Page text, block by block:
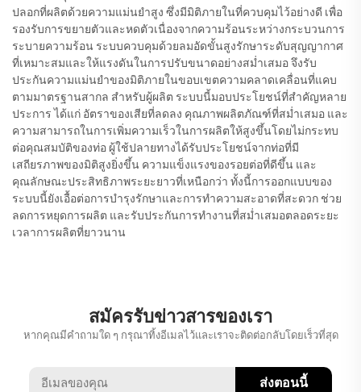
ปลอกที่ผลิตด้วยความแม่นยำสูง ซึ่งมีมิติภายในที่ควบคุมไว้อย่างดี เพื่อ
รองรับการขยายตัวและหดตัวเนื่องจากความร้อนระหว่างกระบวนการ
ระบายความร้อน ระบบควบคุมด้วยลมอัดขั้นสูงรักษาระดับสุญญากาศ
ที่เหมาะสมและให้แรงดันในการปรับขนาดอย่างสม่ำเสมอ จึงรับ
ประกันความแม่นยำของมิติภายในขอบเขตความคลาดเคลื่อนที่แคบ
ตามมาตรฐานสากล สำหรับผู้ผลิต ระบบนี้มอบประโยชน์ที่สำคัญหลาย
ประการ ได้แก่ อัตราของเสียที่ลดลง คุณภาพผลิตภัณฑ์ที่สม่ำเสมอ และ
ความสามารถในการเพิ่มความเร็วในการผลิตให้สูงขึ้นโดยไม่กระทบ
ต่อคุณสมบัติของท่อ ผู้ใช้ปลายทางได้รับประโยชน์จากท่อที่มี
เสถียรภาพของมิติสูงยิ่งขึ้น ความแข็งแรงของรอยต่อที่ดีขึ้น และ
คุณลักษณะประสิทธิภาพระยะยาวที่เหนือกว่า ทั้งนี้การออกแบบของ
ระบบนี้ยังเอื้อต่อการบำรุงรักษาและการทำความสะอาดที่สะดวก ช่วย
ลดการหยุดการผลิต และรับประกันการทำงานที่สม่ำเสมอตลอดระยะ
เวลาการผลิตที่ยาวนาน
สมัครรับข่าวสารของเรา
หากคุณมีคำถามใด ๆ กรุณาทิ้งอีเมลไว้และเราจะติดต่อกลับโดยเร็วที่สุด
ส่งตอนนี้